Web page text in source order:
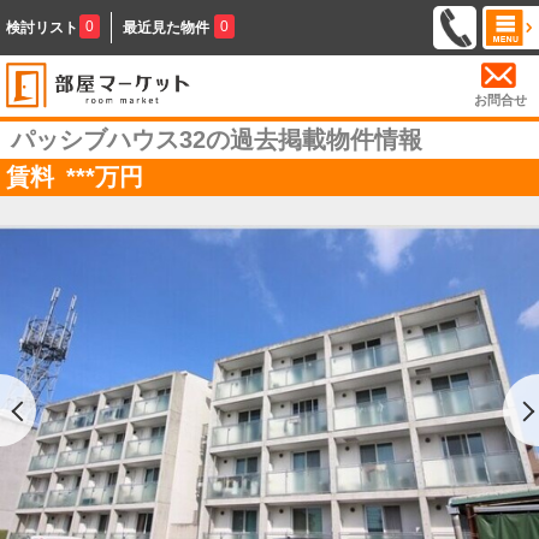
検討リスト 0 最近見た物件 0
お問合せ
パッシブハウス32の過去掲載物件情報
賃料 ***万円